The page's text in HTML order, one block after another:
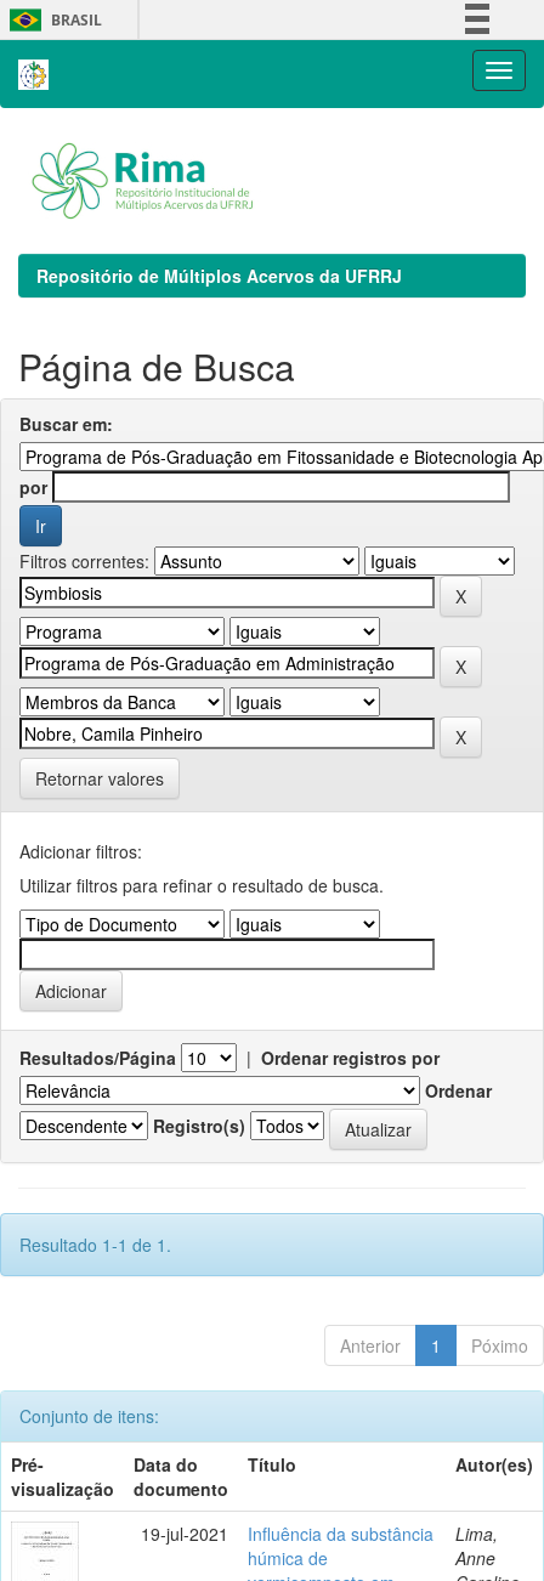
Skip
navigation
BRASIL
Repositório de Múltiplos Acervos da UFRRJ
Página de Busca
Buscar em:
por
Filtros correntes:
Retornar valores
Adicionar filtros:
Utilizar filtros para refinar o resultado de busca.
Resultados/Página | Ordenar registros por
Ordenar
Registro(s)
Resultado 1-1 de 1.
Anterior 1 Póximo
Conjunto de itens:
Pré-
visualização
Data do
documento
Título Autor(es)
19-jul-2021
Influência da substância
húmica de
Lima,
Anne